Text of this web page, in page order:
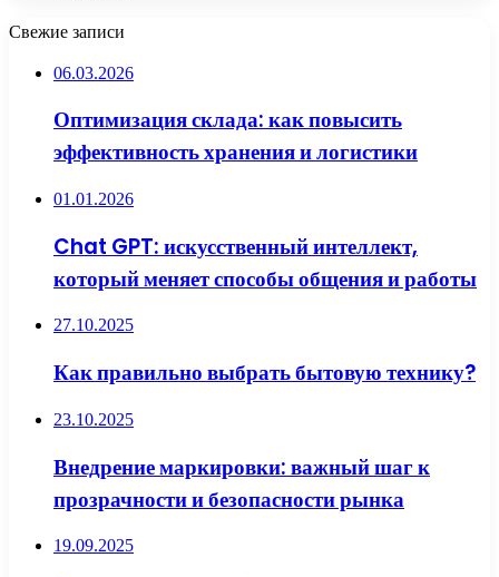
Свежие записи
06.03.2026
Оптимизация склада: как повысить
эффективность хранения и логистики
01.01.2026
Chat GPT: искусственный интеллект,
который меняет способы общения и работы
27.10.2025
Как правильно выбрать бытовую технику?
23.10.2025
Внедрение маркировки: важный шаг к
прозрачности и безопасности рынка
19.09.2025